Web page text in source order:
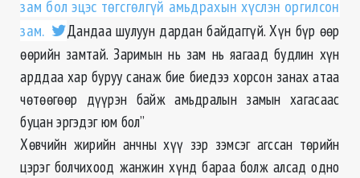
зам бол эцэс төгсгөлгүй амьдрахын хүслэн оргилсон
зам.
Дандаа шулуун дардан байдаггүй. Хүн бүр өөр
өөрийн замтай. Заримын нь зам нь яагаад будлин хүн
арддаа хар буруу санаж бие биедээ хорсон занах атаа
чөтөөгөөр дүүрэн байж амьдралын замын хагасаас
буцан эргэдэг юм бол”
Хөвчийн жирийн анчны хүү зэр зэмсэг агссан төрийн
цэрэг болчихоод жанжин хүнд бараа болж алсад одно